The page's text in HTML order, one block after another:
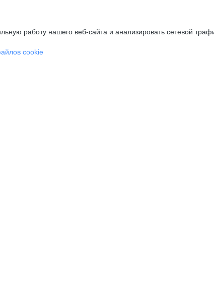
работу нашего веб-сайта и анализировать сетевой
cookie